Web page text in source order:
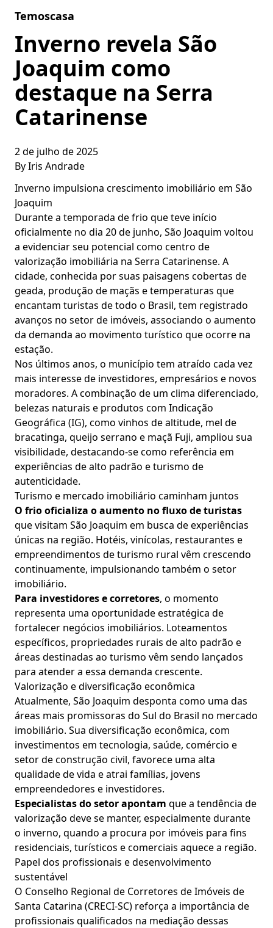
Temoscasa
Inverno revela São
Joaquim como
destaque na Serra
Catarinense
2 de julho de 2025
ByIris Andrade
Inverno impulsiona crescimento imobiliário em São
Joaquim
Durante a temporada de frio que teve início
oficialmente no dia 20 de junho, São Joaquim voltou
a evidenciar seu potencial como centro de
valorização imobiliária na Serra Catarinense. A
cidade, conhecida por suas paisagens cobertas de
geada, produção de maçãs e temperaturas que
encantam turistas de todo o Brasil, tem registrado
avanços no setor de imóveis, associando o aumento
da demanda ao movimento turístico que ocorre na
estação.
Nos últimos anos, o município tem atraído cada vez
mais interesse de investidores, empresários e novos
moradores. A combinação de um clima diferenciado,
belezas naturais e produtos com Indicação
Geográfica (IG), como vinhos de altitude, mel de
bracatinga, queijo serrano e maçã Fuji, ampliou sua
visibilidade, destacando-se como referência em
experiências de alto padrão e turismo de
autenticidade.
Turismo e mercado imobiliário caminham juntos
O frio oficializa o aumento no fluxo de turistas
que visitam São Joaquim em busca de experiências
únicas na região. Hotéis, vinícolas, restaurantes e
empreendimentos de turismo rural vêm crescendo
continuamente, impulsionando também o setor
imobiliário.
Para investidores e corretores, o momento
representa uma oportunidade estratégica de
fortalecer negócios imobiliários. Loteamentos
específicos, propriedades rurais de alto padrão e
áreas destinadas ao turismo vêm sendo lançados
para atender a essa demanda crescente.
Valorização e diversificação econômica
Atualmente, São Joaquim desponta como uma das
áreas mais promissoras do Sul do Brasil no mercado
imobiliário. Sua diversificação econômica, com
investimentos em tecnologia, saúde, comércio e
setor de construção civil, favorece uma alta
qualidade de vida e atrai famílias, jovens
empreendedores e investidores.
Especialistas do setor apontam que a tendência de
valorização deve se manter, especialmente durante
o inverno, quando a procura por imóveis para fins
residenciais, turísticos e comerciais aquece a região.
Papel dos profissionais e desenvolvimento
sustentável
O Conselho Regional de Corretores de Imóveis de
Santa Catarina (CRECI-SC) reforça a importância de
profissionais qualificados na mediação dessas